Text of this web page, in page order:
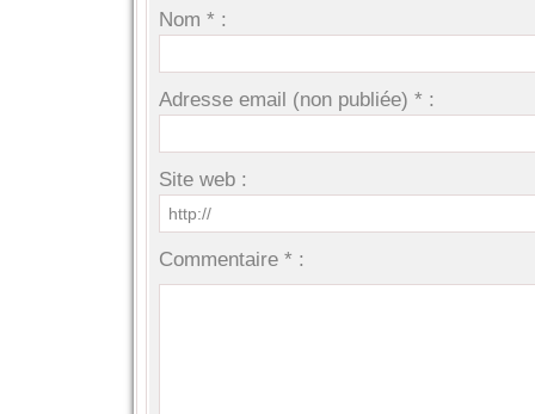
Nom * :
Adresse email (non publiée) * :
Site web :
Commentaire * :